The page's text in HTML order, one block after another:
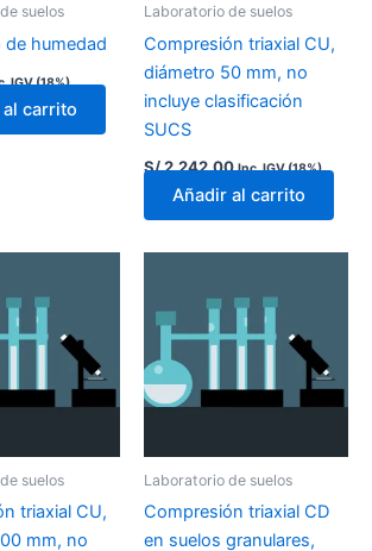
suelos
humedad
IGV (18%)
carrito
Laboratorio de suelos
Compresión triaxial CU,
diámetro 50 mm, no
incluye clasificación
SUCS
S/2,242.00 Inc. IGV (18%)
Añadir al carrito
suelos
triaxial CU,
mm, no
Laboratorio de suelos
Compresión triaxial CD
en suelos granulares,